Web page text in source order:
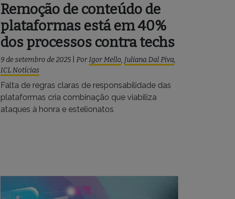
Remoção de conteúdo de
plataformas está em 40%
dos processos contra techs
9 de setembro de 2025 PorIgor Mello, Juliana Dal Piva,
ICL Notícias
Falta de regras claras de responsabilidade das
plataformas cria combinação que viabiliza
ataques à honra e estelionatos